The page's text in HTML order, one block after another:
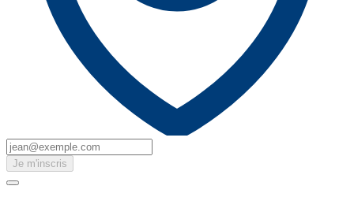
Je m'inscris